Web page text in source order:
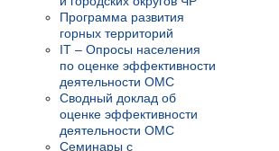
Программа развития
горных территорий
IT – Опросы населения
по оценке эффективности
деятельности ОМС
Сводный доклад об
оценке эффективности
деятельности ОМС
Семинары с